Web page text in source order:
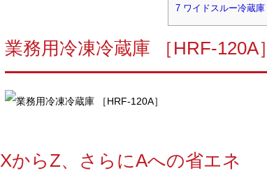
7ワイドスルー冷蔵庫
業務用冷凍冷蔵庫 ［HRF-120A］
XからZ、さらにAへの省エネ